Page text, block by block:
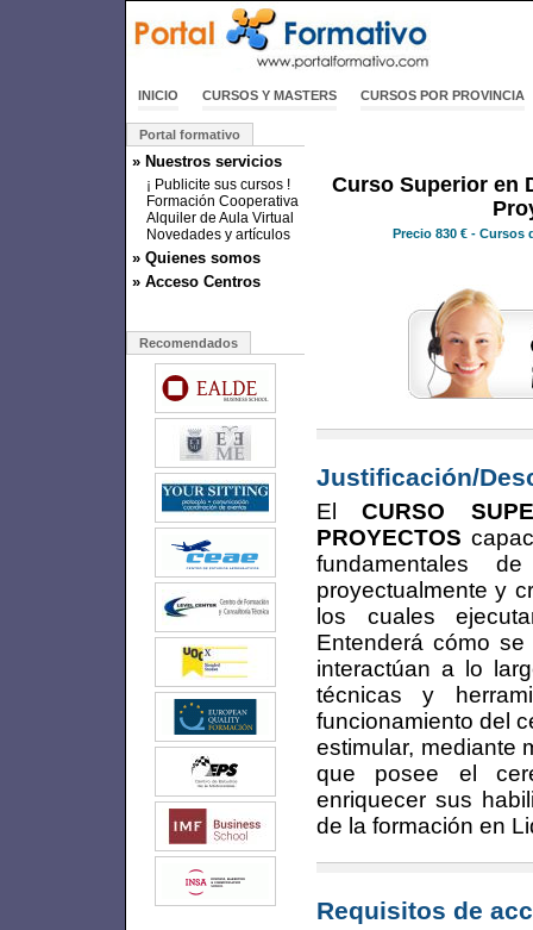
INICIO CURSOS Y MASTERS CURSOS POR PROVINCIA
Portal formativo
» Nuestros servicios
¡ Publicite sus cursos !
Formación Cooperativa
Alquiler de Aula Virtual
Novedades y artículos
» Quienes somos
» Acceso Centros
Recomendados
Curso Superior en
Precio 830 € - Cursos
Justificación/
ElCURSO
PROYECTOS
fundamentales
proyectualmente y
los cuales
Entenderá cómo
interactúan a lo
técnicas y
funcionamiento del
estimular, mediante
que posee el
enriquecer sus
de la formación en
Requisitos de